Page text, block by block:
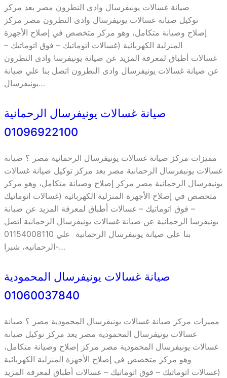
صيانة غسالات يونيفرسال وادى النطرون مصر يعد مركز
توكيل صيانة غسالات يونيفرسال وادى النطرون مصر مركز
إصلاح وصيانة متكامل، وهو مركز متخصص في إصلاح الأجهزة
المنزلية الكهربائية (غسالات اتوماتيك – فوق اتوماتيك –
غسالات أطباق لمعرفة المزيد عن صيانة يونيفرسا وادى النطرون
عن صيانة غسالات يونيفرسال وادى النطرون اتصل بنا علي صيانة
يونيفرسال…
صيانة غسالات يونيفرسال الرحمانية
01096922100
مميزات مركز صيانة غسالات يونيفرسال الرحمانية مصر ؟ صيانة
غسالات يونيفرسال الرحمانية مصر يعد مركز توكيل صيانة غسالات
يونيفرسال الرحمانية مصر مركز إصلاح وصيانة متكامل، وهو مركز
متخصص في إصلاح الأجهزة المنزلية الكهربائية (غسالات اتوماتيك
– فوق اتوماتيك – غسالات أطباق لمعرفة المزيد عن صيانة
يونيفرسا الرحمانية عن صيانة غسالات يونيفرسال الرحمانية اتصل
بنا علي صيانة يونيفرسال الرحمانية علي 01154008110
-الرحمانيه، شبرا…
صيانة غسالات يونيفرسال المحمودية
01060037840
مميزات مركز صيانة غسالات يونيفرسال المحمودية مصر ؟ صيانة
غسالات يونيفرسال المحمودية مصر يعد مركز توكيل صيانة
غسالات يونيفرسال المحمودية مصر مركز إصلاح وصيانة متكامل،
وهو مركز متخصص في إصلاح الأجهزة المنزلية الكهربائية
(غسالات اتوماتيك – فوق اتوماتيك – غسالات أطباق لمعرفة المزيد